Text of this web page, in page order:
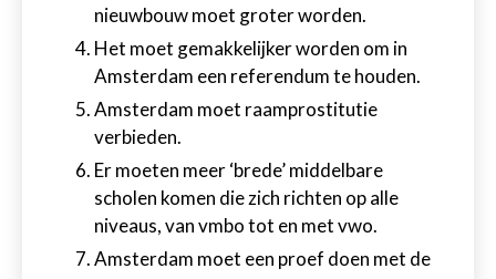
nieuwbouw moet groter worden.
Het moet gemakkelijker worden om in
Amsterdam een referendum te houden.
Amsterdam moet raamprostitutie
verbieden.
Er moeten meer ‘brede’ middelbare
scholen komen die zich richten op alle
niveaus, van vmbo tot en met vwo.
Amsterdam moet een proef doen met de